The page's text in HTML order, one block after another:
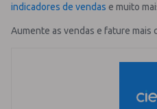
indicadores de vendas e muito
Aumente as vendas e fature mais